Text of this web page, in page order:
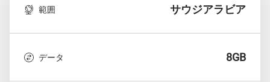
範囲 サウジアラビア
データ 8GB